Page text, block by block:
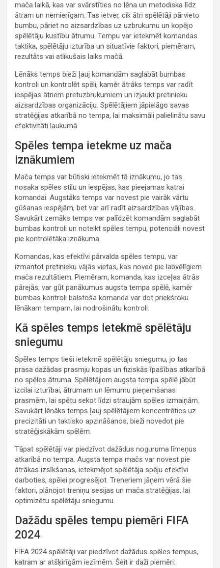
mača laikā, kas var svārstīties no lēna un metodiska līdz
ātram un nemierīgam. Tas ietver, cik ātri spēlētāji pārvieto
bumbu, pāriet no aizsardzības uz uzbrukumu un kopējo
spēlētāju kustību ātrumu. Tempu var ietekmēt komandas
taktika, spēlētāju izturība un situatīvie faktori, piemēram,
rezultāts vai atlikušais laiks mačā.
Lēnāks temps bieži ļauj komandām saglabāt bumbas
kontroli un kontrolēt spēli, kamēr ātrāks temps var radīt
iespējas ātriem pretuzbrukumiem un izjaukt pretinieku
aizsardzības organizāciju. Spēlētājiem jāpielāgo savas
stratēģijas atkarībā no tempa, lai maksimāli palielinātu savu
efektivitāti laukumā.
Spēles tempa ietekme uz mača
iznākumiem
Mača temps var būtiski ietekmēt tā iznākumu, jo tas
nosaka spēles stilu un iespējas, kas pieejamas katrai
komandai. Augstāks temps var novest pie vairāk vārtu
gūšanas iespējām, bet var arī radīt aizsardzības vājības.
Savukārt zemāks temps var palīdzēt komandām saglabāt
bumbas kontroli un noteikt spēles tempu, potenciāli novest
pie kontrolētāka iznākuma.
Komandas, kas efektīvi pārvalda spēles tempu, var
izmantot pretinieku vājās vietas, kas noved pie labvēlīgiem
mača rezultātiem. Piemēram, komanda, kas izceļas ātrās
pārejās, var gūt panākumus augsta tempa spēlē, kamēr
bumbas kontroli balstoša komanda var dot priekšroku
lēnākam tempam, lai nodrošinātu kontroli.
Kā spēles temps ietekmē spēlētāju
sniegumu
Spēles temps tieši ietekmē spēlētāju sniegumu, jo tas
prasa dažādas prasmju kopas un fiziskās īpašības atkarībā
no spēles ātruma. Spēlētājiem augsta tempa spēlē jābūt
izcilai izturībai, ātrumam un lēmumu pieņemšanas
prasmēm, lai spētu sekot līdzi straujām spēles izmaiņām.
Savukārt lēnāks temps ļauj spēlētājiem koncentrēties uz
precizitāti un taktisko apzināšanos, bieži novedot pie
stratēģiskākām spēlēm.
Tāpat spēlētāji var piedzīvot dažādus noguruma līmeņus
atkarībā no tempa. Augsta tempa mačs var novest pie
ātrākas izsīkšanas, ietekmējot spēlētāja spēju efektīvi
darboties, spēlei progresējot. Treneriem jāņem vērā šie
faktori, plānojot treniņu sesijas un mača stratēģijas, lai
optimizētu spēlētāju sniegumu.
Dažādu spēles tempu piemēri FIFA
2024
FIFA 2024 spēlētāji var piedzīvot dažādus spēles tempus,
katram ar atšķirīgām iezīmēm. Šeit ir daži piemēri: